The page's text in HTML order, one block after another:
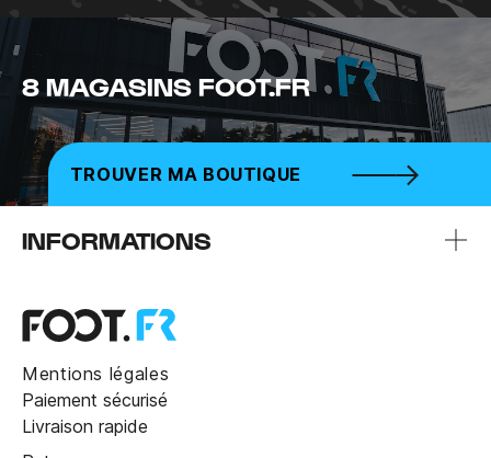
8 MAGASINS FOOT.FR
TROUVER MA BOUTIQUE
INFORMATIONS
Mentions légales
Paiement sécurisé
Livraison rapide